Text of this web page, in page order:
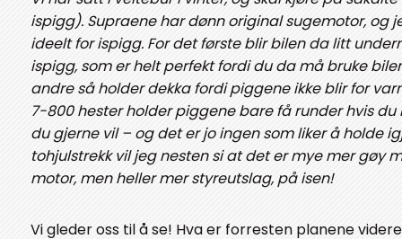
ispigg). Supraene har dønn original sugemotor, og
ideelt for ispigg. For det første blir bilen da litt
ispigg, som er helt perfekt fordi du da må bruke
andre så holder dekka fordi piggene ikke blir for
7-800 hester holder piggene bare få runder hvis du
du gjerne vil – og det er jo ingen som liker å holde
tohjulstrekk vil jeg nesten si at det er mye mer gøy
motor, men heller mer styreutslag, på isen!
Vi gleder oss til å se! Hva er forresten planene